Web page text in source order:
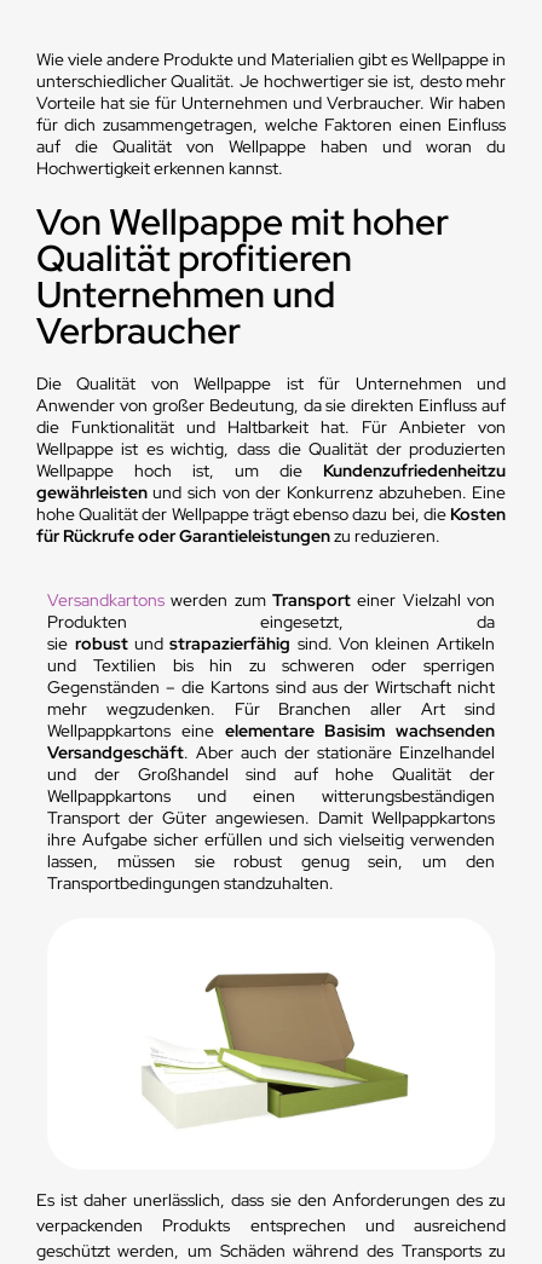
Wie viele andere Produkte und Materialien gibt es Wellpappe in
unterschiedlicher Qualität. Je hochwertiger sie ist, desto mehr
Vorteile hat sie für Unternehmen und Verbraucher. Wir haben
für dich zusammengetragen, welche Faktoren einen Einfluss
auf die Qualität von Wellpappe haben und woran du
Hochwertigkeit erkennen kannst.
Von Wellpappe mit hoher
Qualität profitieren
Unternehmen und
Verbraucher
Die Qualität von Wellpappe ist für Unternehmen und
Anwender von großer Bedeutung, da sie direkten Einfluss auf
die Funktionalität und Haltbarkeit hat. Für Anbieter von
Wellpappe ist es wichtig, dass die Qualität der produzierten
Wellpappe hoch ist, um die Kundenzufriedenheitzu
gewährleistenund sich von der Konkurrenz abzuheben. Eine
hohe Qualität der Wellpappe trägt ebenso dazu bei, die Kosten
für Rückrufe oder Garantieleistungenzu reduzieren.
Versandkartons werden zum Transport einer Vielzahl von
Produkten eingesetzt, da
sie robustundstrapazierfähig sind. Von kleinen Artikeln
und Textilien bis hin zu schweren oder sperrigen
Gegenständen – die Kartons sind aus der Wirtschaft nicht
mehr wegzudenken. Für Branchen aller Art sind
Wellpappkartons eine elementare Basisim wachsenden
Versandgeschäft. Aber auch der stationäre Einzelhandel
und der Großhandel sind auf hohe Qualität der
Wellpappkartons und einen witterungsbeständigen
Transport der Güter angewiesen. Damit Wellpappkartons
ihre Aufgabe sicher erfüllen und sich vielseitig verwenden
lassen, müssen sie robust genug sein, um den
Transportbedingungen standzuhalten.
Es ist daher unerlässlich, dass sie den Anforderungen des zu
verpackenden Produkts entsprechen und ausreichend
geschützt werden, um Schäden während des Transports zu